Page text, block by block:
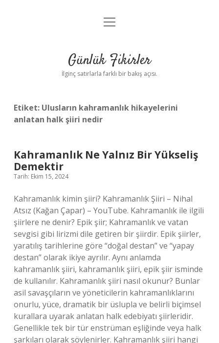
Anasayfa
Yasal Uyarı
menüyü
Günlük Fikirler
İlginç satırlarla farklı bir bakış açısı.
Etiket: Ulusların kahramanlık hikayelerini
anlatan halk şiiri nedir
Kahramanlık Ne Yalnız Bir Yükseliş
Demektir
Tarih: Ekim 15, 2024
Kahramanlık kimin şiiri? Kahramanlık Şiiri – Nihal
Atsız (Kağan Çapar) – YouTube. Kahramanlık ile ilgili
şiirlere ne denir? Epik şiir; Kahramanlık ve vatan
sevgisi gibi lirizmi dile getiren bir şiirdir. Epik şiirler,
yaratılış tarihlerine göre “doğal destan” ve “yapay
destan” olarak ikiye ayrılır. Aynı anlamda
kahramanlık şiiri, kahramanlık şiiri, epik şiir isminde
de kullanılır. Kahramanlık şiiri nasıl okunur? Bunlar
asil savaşçıların ve yöneticilerin kahramanlıklarını
onurlu, yüce, dramatik bir üslupla ve belirli biçimsel
kurallara uyarak anlatan halk edebiyatı şiirleridir.
Genellikle tek bir tür enstrüman eşliğinde veya halk
şarkıları olarak söylenirler. Kahramanlık şiiri hangi